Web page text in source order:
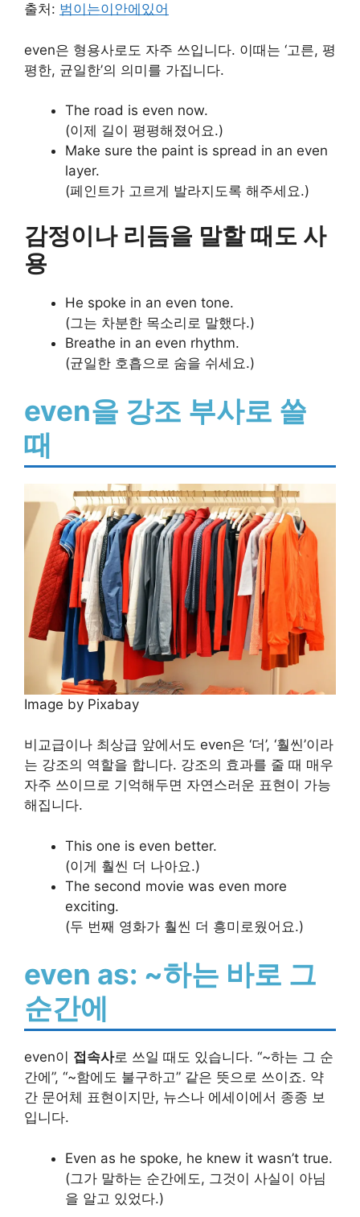
출처: 범이는이안에있어
even은 형용사로도 자주 쓰입니다. 이때는 ‘고른, 평
평한, 균일한’의 의미를 가집니다.
The road is even now.
(이제 길이 평평해졌어요.)
Make sure the paint is spread in an even
layer.
(페인트가 고르게 발라지도록 해주세요.)
감정이나 리듬을 말할 때도 사
용
He spoke in an even tone.
(그는 차분한 목소리로 말했다.)
Breathe in an even rhythm.
(균일한 호흡으로 숨을 쉬세요.)
even을 강조 부사로 쓸
때
Image by Pixabay
비교급이나 최상급 앞에서도 even은 ‘더’, ‘훨씬’이라
는 강조의 역할을 합니다. 강조의 효과를 줄 때 매우
자주 쓰이므로 기억해두면 자연스러운 표현이 가능
해집니다.
This one is even better.
(이게 훨씬 더 나아요.)
The second movie was even more
exciting.
(두 번째 영화가 훨씬 더 흥미로웠어요.)
even as: ~하는 바로 그
순간에
even이 접속사로 쓰일 때도 있습니다. “~하는 그 순
간에”, “~함에도 불구하고” 같은 뜻으로 쓰이죠. 약
간 문어체 표현이지만, 뉴스나 에세이에서 종종 보
입니다.
Even as he spoke, he knew it wasn’t true.
(그가 말하는 순간에도, 그것이 사실이 아님
을 알고 있었다.)